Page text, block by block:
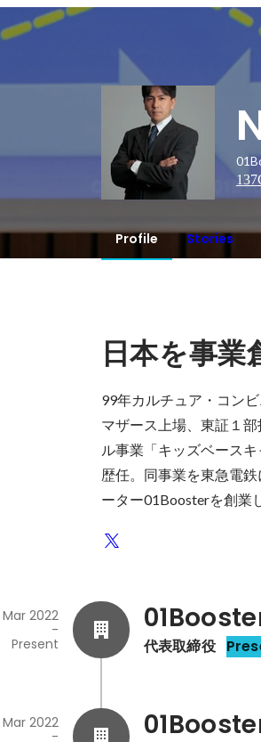
137
Profile Stories
日本を事
99年カルチュア・コン
マザース上場、東証１
ル事業「キッズベース
歴任。同事業を東急電
ーター01Boosterを創業
代表取締役
Mar 2022
-
Present
Mar 2022
-